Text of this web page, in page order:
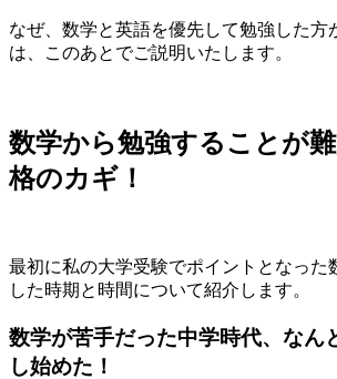
なぜ、数学と英語を優先して勉強した方
は、このあとでご説明いたします。
数学から勉強することが
格のカギ！
最初に私の大学受験でポイントとなった
した時期と時間について紹介します。
数学が苦手だった中学時代、なん
し始めた！